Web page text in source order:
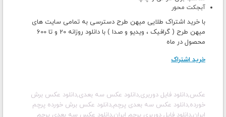
آبجکت محور
با خرید اشتراک طلایی میهن طرح دسترسی به تمامی سایت های
میهن طرح ( گرافیک ، ویدیو و صدا ) با دانلود روزانه 20 و تا 600
محصول در ماه
خرید اشتراک
عکس,دانلود فایل دوربری,دانلود عکس سه بعدی,دانلود عکس برش
خورده,دانلود عکس سه بعدی پرچم,دانلود عکس برش خورده پرچم
ایران,دانلود فایل دوربری پرچم ایران,دانلود عکس سه بعدی پرچم